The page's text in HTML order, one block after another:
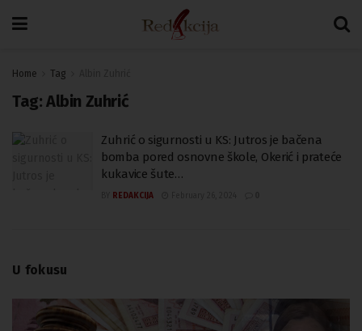
Home Tag
Tag: Albin Zuhrić
Zuhrić o sigurnosti u KS: Jutros je bačena
bomba pored osnovne škole, Okerić i prateće
kukavice šute…
REDAKCIJA
U fokusu